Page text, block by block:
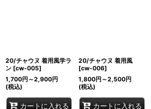
20/チャウヌ 着用風学ラ
ン [cw-005]
1,700円 ～2,900円
(税込)
カートに入れる
20/チャウヌ 着用風
[cw-006]
1,800円 ～2,500円
(税込)
カートに入れる